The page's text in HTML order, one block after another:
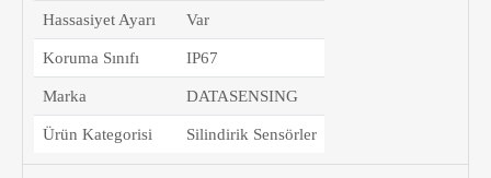
Hassasiyet Ayarı Var
Koruma Sınıfı IP67
Marka DATASENSING
Ürün Kategorisi Silindirik Sensörler